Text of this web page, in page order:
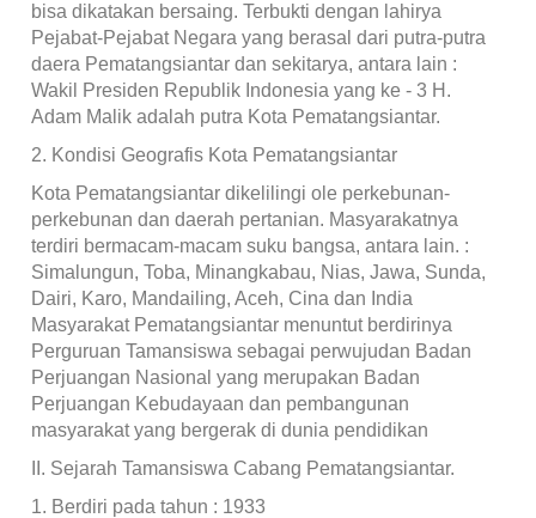
bisa dikatakan bersaing. Terbukti dengan lahirya
Pejabat-Pejabat Negara yang berasal dari putra-putra
daera Pematangsiantar dan sekitarya, antara lain :
Wakil Presiden Republik Indonesia yang ke - 3 H.
Adam Malik adalah putra Kota Pematangsiantar.
2. Kondisi Geografis Kota Pematangsiantar
Kota Pematangsiantar dikelilingi ole perkebunan-
perkebunan dan daerah pertanian. Masyarakatnya
terdiri bermacam-macam suku bangsa, antara lain. :
Simalungun, Toba, Minangkabau, Nias, Jawa, Sunda,
Dairi, Karo, Mandailing, Aceh, Cina dan India
Masyarakat Pematangsiantar menuntut berdirinya
Perguruan Tamansiswa sebagai perwujudan Badan
Perjuangan Nasional yang merupakan Badan
Perjuangan Kebudayaan dan pembangunan
masyarakat yang bergerak di dunia pendidikan
II. Sejarah Tamansiswa Cabang Pematangsiantar.
1. Berdiri pada tahun : 1933